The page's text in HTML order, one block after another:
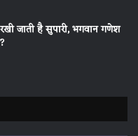
जाती है सुपारी, भगवान गणेश